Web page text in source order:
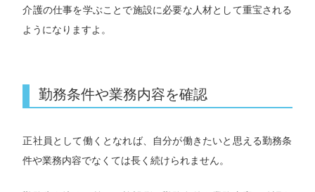
介護の仕事を学ぶことで施設に必要な人材として重宝される
ようになりますよ。
勤務条件や業務内容を確認
正社員として働くとなれば、自分が働きたいと思える勤務条
件や業務内容でなくては長く続けられません。